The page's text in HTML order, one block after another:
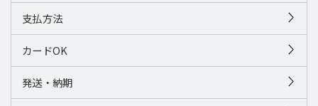
支払方法
カードOK
発送・納期